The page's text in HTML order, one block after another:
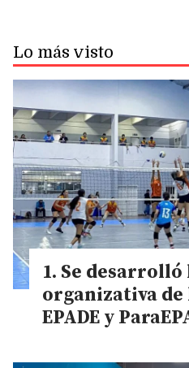
Lo más visto
Se
organizativa de
EPADE y